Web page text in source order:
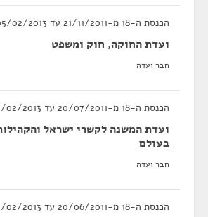
הכנסת ה-18 מ-21/11/2011 עד 05/02/2013
ועדת החוקה, חוק ומשפט
חבר ועדה
הכנסת ה-18 מ-20/07/2011 עד 05/02/2013
ועדת המשנה לקשרי ישראל
בעולם
חבר ועדה
הכנסת ה-18 מ-20/06/2011 עד 05/02/2013